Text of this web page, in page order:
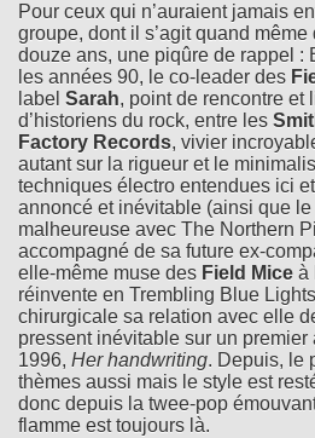
Pour ceux qui n’auraient jamais
groupe, dont il s’agit quand
douze ans, une piqûre de rappel :
les années 90, le co-leader des
label Sarah, point de rencontre et
d’historiens du rock, entre les
Factory Records, vivier
autant sur la rigueur et le
techniques électro entendues ici
annoncé et inévitable (ainsi que
malheureuse avec The Northern
accompagné de sa future ex-
elle-même muse des Field Mice à
réinvente en Trembling Blue
chirurgicale sa relation avec elle
pressent inévitable sur un
1996, Her handwriting. Depuis, le
thèmes aussi mais le style est
donc depuis la twee-pop
flamme est toujours là.